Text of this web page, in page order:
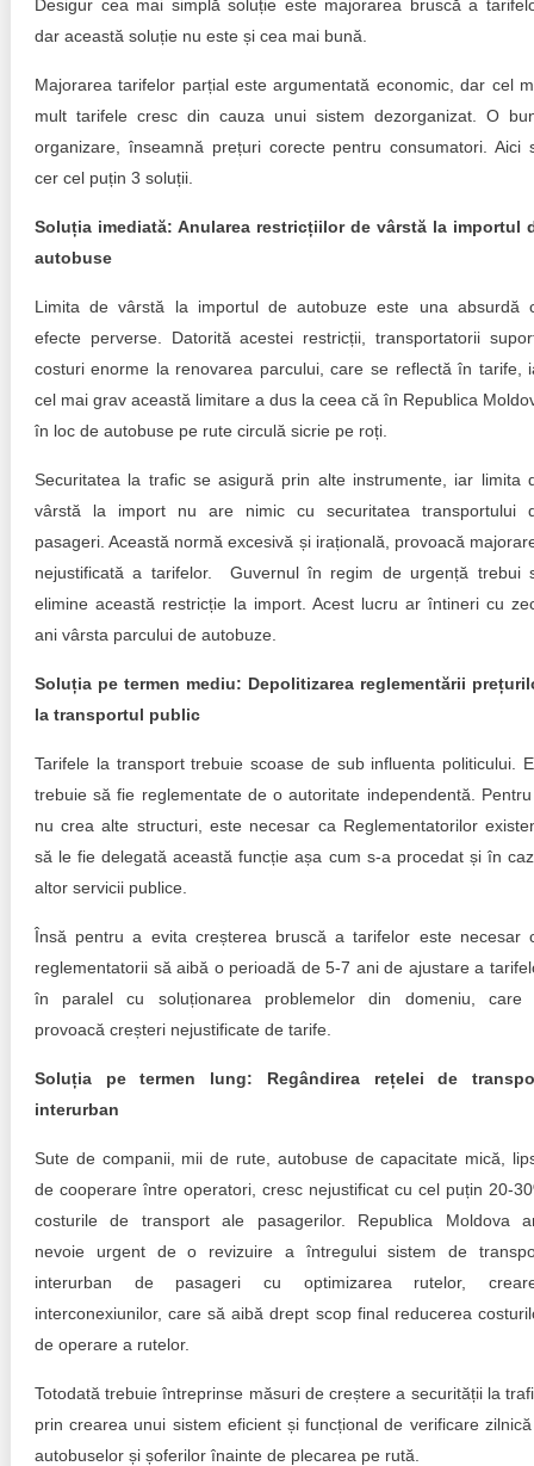
Desigur cea mai simplă soluție este majorarea bruscă a
dar această soluție nu este și cea mai bună.
Majorarea tarifelor parțial este argumentată economic, dar cel
mult tarifele cresc din cauza unui sistem dezorganizat. O
organizare, înseamnă prețuri corecte pentru consumatori. Aici
cer cel puțin 3 soluții.
Soluția imediată: Anularea restricțiilor de vârstă la importul
autobuse
Limita de vârstă la importul de autobuze este una absurdă
efecte perverse. Datorită acestei restricții, transportatorii
costuri enorme la renovarea parcului, care se reflectă în tarife,
cel mai grav această limitare a dus la ceea că în Republica
în loc de autobuse pe rute circulă sicrie pe roți.
Securitatea la trafic se asigură prin alte instrumente, iar limita
vârstă la import nu are nimic cu securitatea transportului
pasageri. Această normă excesivă și irațională, provoacă
nejustificată a tarifelor. Guvernul în regim de urgență trebui
elimine această restricție la import. Acest lucru ar întineri cu
ani vârsta parcului de autobuze.
Soluția pe termen mediu: Depolitizarea reglementării
la transportul public
Tarifele la transport trebuie scoase de sub influenta politicului.
trebuie să fie reglementate de o autoritate independentă.
nu crea alte structuri, este necesar ca Reglementatorilor
să le fie delegată această funcție așa cum s-a procedat și în
altor servicii publice.
Însă pentru a evita creșterea bruscă a tarifelor este necesar
reglementatorii să aibă o perioadă de 5-7 ani de ajustare a
în paralel cu soluționarea problemelor din domeniu, care
provoacă creșteri nejustificate de tarife.
Soluția pe termen lung: Regândirea rețelei de
interurban
Sute de companii, mii de rute, autobuse de capacitate mică,
de cooperare între operatori, cresc nejustificat cu cel puțin 20-
costurile de transport ale pasagerilor. Republica Moldova
nevoie urgent de o revizuire a întregului sistem de
interurban de pasageri cu optimizarea rutelor,
interconexiunilor, care să aibă drept scop final reducerea
de operare a rutelor.
Totodată trebuie întreprinse măsuri de creștere a securității la
prin crearea unui sistem eficient și funcțional de verificare
autobuselor și șoferilor înainte de plecarea pe rută.